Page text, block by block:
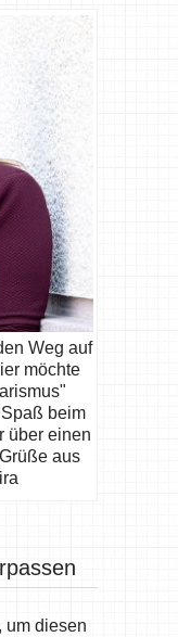
Weg auf
möchte
beim
über einen
aus
um diesen